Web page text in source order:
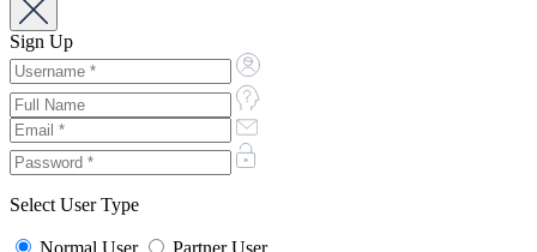
Sign Up
Select User Type